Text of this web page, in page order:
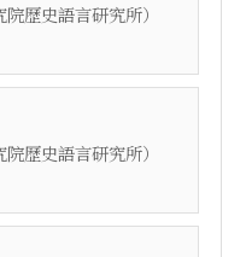
歷史語言研究所）
歷史語言研究所）